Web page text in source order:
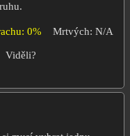
0% Mrtvých: N/A
Viděli?